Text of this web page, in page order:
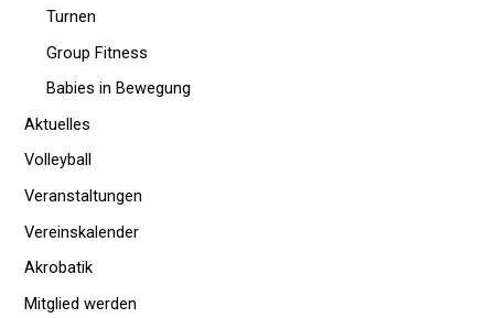
Turnen
Group Fitness
Babies in Bewegung
Aktuelles
Volleyball
Veranstaltungen
Vereinskalender
Akrobatik
Mitglied werden